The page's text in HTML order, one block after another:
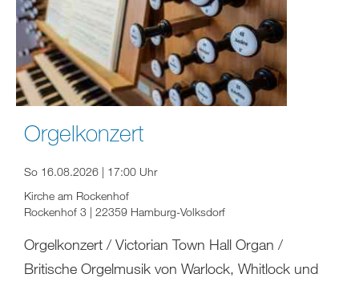
Orgelkonzert
So 16.08.2026 | 17:00 Uhr
Kirche am Rockenhof
Rockenhof 3 | 22359 Hamburg-Volksdorf
Orgelkonzert / Victorian Town Hall Organ /
Britische Orgelmusik von Warlock, Whitlock und